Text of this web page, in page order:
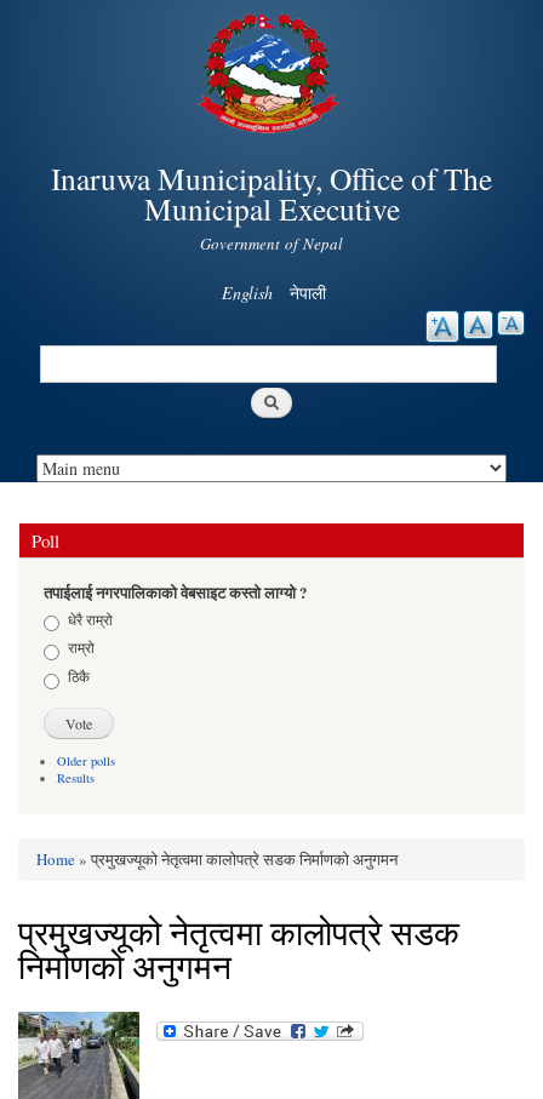
Skip to
main
content
Inaruwa Municipality, Office of The
Municipal Executive
Government of Nepal
English नेपाली
Search
Poll
तपाईलाई नगरपालिकाको वेबसाइट कस्तो लाग्यो ?
Choicesधेरै राम्रो
राम्रो
ठिकै
Older polls
Results
You are here
Home» प्रमुखज्यूको नेतृत्वमा कालोपत्रे सडक निर्माणको अनुगमन
प्रमुखज्यूको नेतृत्वमा कालोपत्रे सडक
निर्माणको अनुगमन